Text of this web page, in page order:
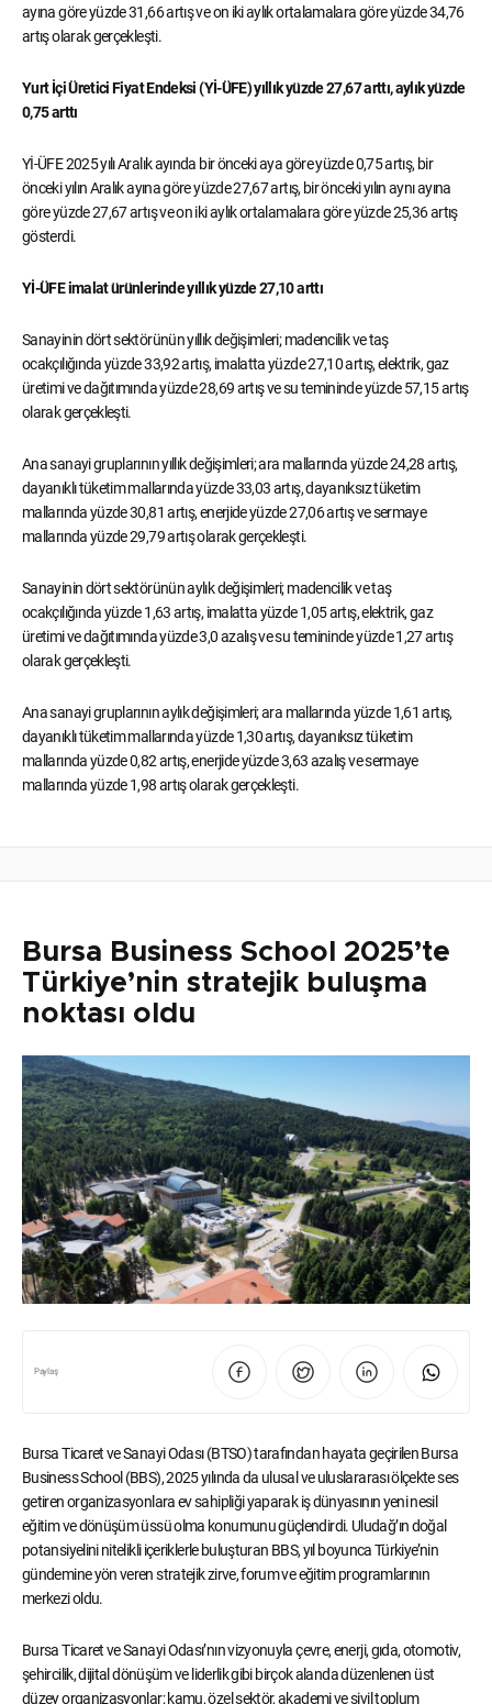
ayına göre yüzde 31,66 artış ve on iki aylık ortalamalara göre yüzde 34,76
artış olarak gerçekleşti.
Yurt İçi Üretici Fiyat Endeksi (Yİ-ÜFE) yıllık yüzde 27,67 arttı, aylık yüzde
0,75 arttı
Yİ-ÜFE 2025 yılı Aralık ayında bir önceki aya göre yüzde 0,75 artış, bir
önceki yılın Aralık ayına göre yüzde 27,67 artış, bir önceki yılın aynı ayına
göre yüzde 27,67 artış ve on iki aylık ortalamalara göre yüzde 25,36 artış
gösterdi.
Yİ-ÜFE imalat ürünlerinde yıllık yüzde 27,10 arttı
Sanayinin dört sektörünün yıllık değişimleri; madencilik ve taş
ocakçılığında yüzde 33,92 artış, imalatta yüzde 27,10 artış, elektrik, gaz
üretimi ve dağıtımında yüzde 28,69 artış ve su temininde yüzde 57,15 artış
olarak gerçekleşti.
Ana sanayi gruplarının yıllık değişimleri; ara mallarında yüzde 24,28 artış,
dayanıklı tüketim mallarında yüzde 33,03 artış, dayanıksız tüketim
mallarında yüzde 30,81 artış, enerjide yüzde 27,06 artış ve sermaye
mallarında yüzde 29,79 artış olarak gerçekleşti.
Sanayinin dört sektörünün aylık değişimleri; madencilik ve taş
ocakçılığında yüzde 1,63 artış, imalatta yüzde 1,05 artış, elektrik, gaz
üretimi ve dağıtımında yüzde 3,0 azalış ve su temininde yüzde 1,27 artış
olarak gerçekleşti.
Ana sanayi gruplarının aylık değişimleri; ara mallarında yüzde 1,61 artış,
dayanıklı tüketim mallarında yüzde 1,30 artış, dayanıksız tüketim
mallarında yüzde 0,82 artış, enerjide yüzde 3,63 azalış ve sermaye
mallarında yüzde 1,98 artış olarak gerçekleşti.
Bursa Business School 2025’te
Türkiye’nin stratejik buluşma
noktası oldu
Paylaş
Bursa Ticaret ve Sanayi Odası (BTSO) tarafından hayata geçirilen Bursa
Business School (BBS), 2025 yılında da ulusal ve uluslararası ölçekte ses
getiren organizasyonlara ev sahipliği yaparak iş dünyasının yeni nesil
eğitim ve dönüşüm üssü olma konumunu güçlendirdi. Uludağ’ın doğal
potansiyelini nitelikli içeriklerle buluşturan BBS, yıl boyunca Türkiye’nin
gündemine yön veren stratejik zirve, forum ve eğitim programlarının
merkezi oldu.
Bursa Ticaret ve Sanayi Odası’nın vizyonuyla çevre, enerji, gıda, otomotiv,
şehircilik, dijital dönüşüm ve liderlik gibi birçok alanda düzenlenen üst
düzey organizasyonlar; kamu, özel sektör, akademi ve sivil toplum